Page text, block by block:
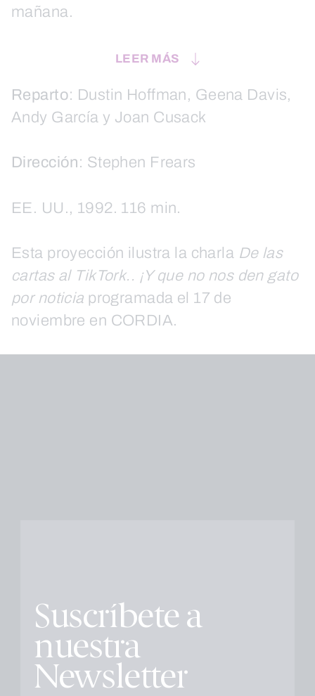
mañana.
LEER MÁS
Reparto: Dustin Hoffman, Geena Davis,
Andy García y Joan Cusack
Dirección: Stephen Frears
EE. UU., 1992. 116 min.
Esta proyección ilustra la charla De las
cartas al TikTork.. ¡Y que no nos den gato
por noticia programada el 17 de
noviembre en CORDIA.
Suscríbete a
nuestra
Newsletter